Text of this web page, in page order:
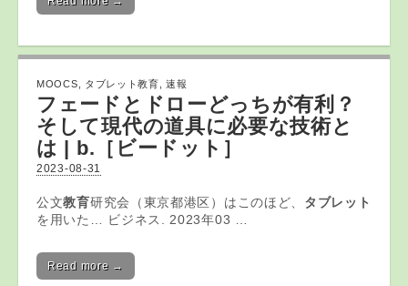
MOOCS タブレット教育 ,速報
フェードとドローどっちが有利？
そして現代の道具に必要な技術と
は | b.［ビードット］
2023-08-31
公文教育研究会（東京都港区）はこのほど、 タブレット
を用いた… ビジネス. 2023年03 …
Read more →